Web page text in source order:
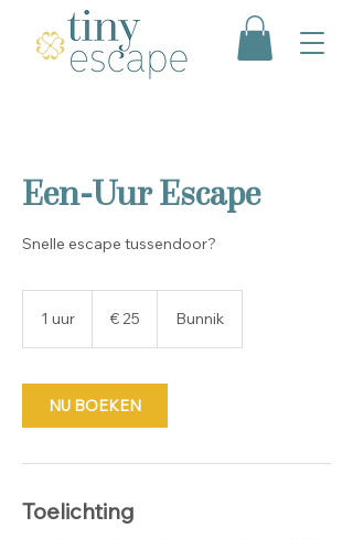
Een-Uur Escape
Snelle escape tussendoor?
1 uur € 25 Bunnik
NU BOEKEN
Toelichting